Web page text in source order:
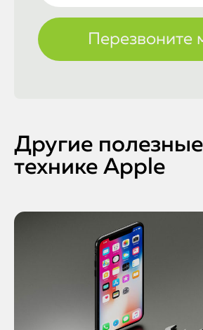
Другие полезные
технике Apple